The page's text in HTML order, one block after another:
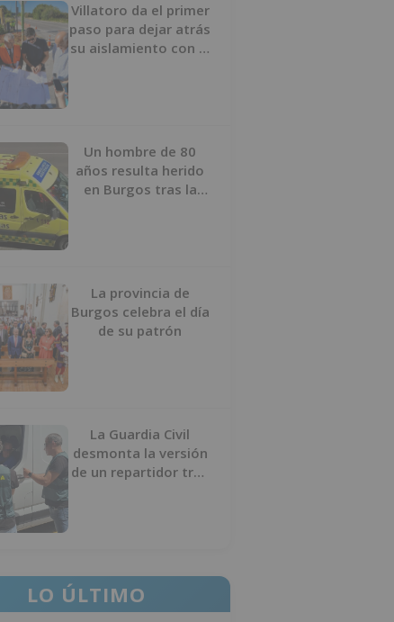
Villatoro da el primer
paso para dejar atrás
su aislamiento con el
Un hombre de 80
años resulta herido
en Burgos tras la
La provincia de
Burgos celebra el día
de su patrón
La Guardia Civil
desmonta la versión
de un repartidor tras
LO ÚLTIMO